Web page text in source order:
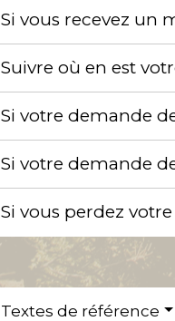
Si vous recevez un
Suivre où en est
Si votre demande
Si votre demande
Si vous perdez
Textes de référence